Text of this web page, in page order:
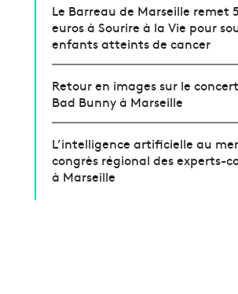
Le Barreau de Marseille remet
euros à Sourire à la Vie pour
enfants atteints de cancer
Retour en images sur le
Bad Bunny à Marseille
L’intelligence artificielle au
congrès régional des experts-
à Marseille